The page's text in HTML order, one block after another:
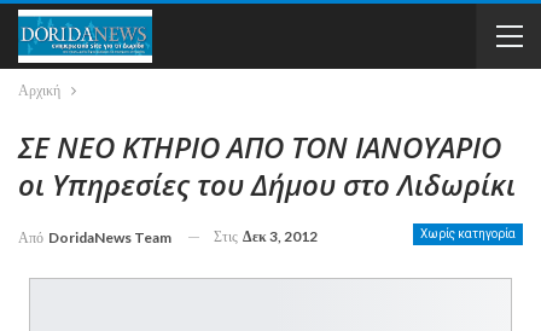
Αρχική
ΣΕ ΝΕΟ ΚΤΗΡΙΟ ΑΠΟ ΤΟΝ ΙΑΝΟΥΑΡΙΟ
οι Υπηρεσίες του Δήμου στο Λιδωρίκι
Χωρίς κατηγορία
Από DoridaNews Team Στις Δεκ 3, 2012